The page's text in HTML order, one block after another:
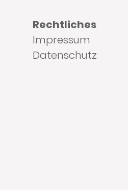
Rechtliches
Impressum
Datenschutz